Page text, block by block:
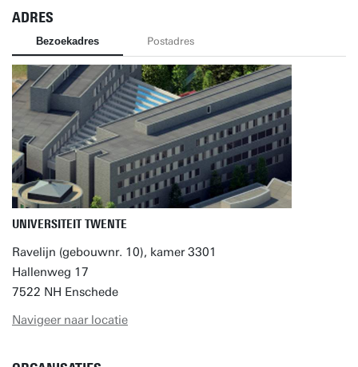
ADRES
Bezoekadres Postadres
UNIVERSITEIT TWENTE
Ravelijn (gebouwnr. 10), kamer 3301
Hallenweg 17
7522 NH Enschede
Navigeer naar locatie